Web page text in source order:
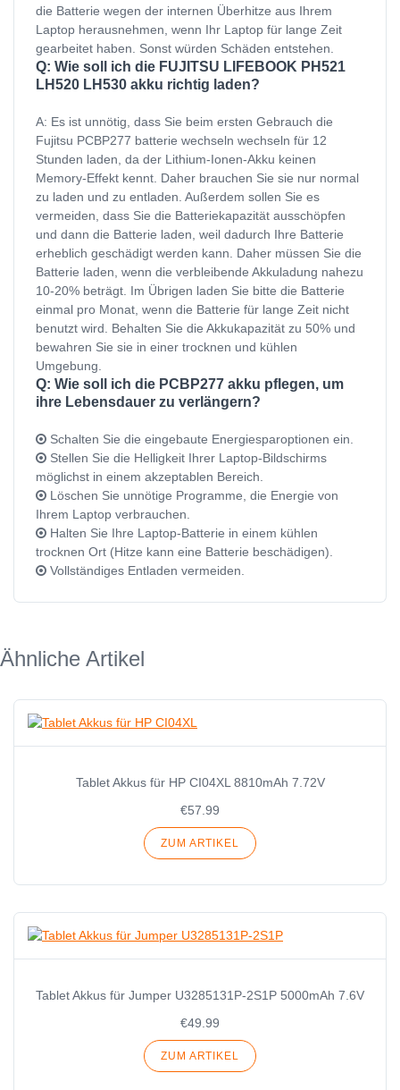
die Batterie wegen der internen Überhitze aus Ihrem
Laptop herausnehmen, wenn Ihr Laptop für lange Zeit
gearbeitet haben. Sonst würden Schäden entstehen.
Q: Wie soll ich die FUJITSU LIFEBOOK PH521
LH520 LH530 akku richtig laden?
A: Es ist unnötig, dass Sie beim ersten Gebrauch die
Fujitsu PCBP277 batterie wechseln wechseln für 12
Stunden laden, da der Lithium-Ionen-Akku keinen
Memory-Effekt kennt. Daher brauchen Sie sie nur normal
zu laden und zu entladen. Außerdem sollen Sie es
vermeiden, dass Sie die Batteriekapazität ausschöpfen
und dann die Batterie laden, weil dadurch Ihre Batterie
erheblich geschädigt werden kann. Daher müssen Sie die
Batterie laden, wenn die verbleibende Akkuladung nahezu
10-20% beträgt. Im Übrigen laden Sie bitte die Batterie
einmal pro Monat, wenn die Batterie für lange Zeit nicht
benutzt wird. Behalten Sie die Akkukapazität zu 50% und
bewahren Sie sie in einer trocknen und kühlen
Umgebung.
Q: Wie soll ich die PCBP277 akku pflegen, um
ihre Lebensdauer zu verlängern?
Schalten Sie die eingebaute Energiesparoptionen ein.
Stellen Sie die Helligkeit Ihrer Laptop-Bildschirms
möglichst in einem akzeptablen Bereich.
Löschen Sie unnötige Programme, die Energie von
Ihrem Laptop verbrauchen.
Halten Sie Ihre Laptop-Batterie in einem kühlen
trocknen Ort (Hitze kann eine Batterie beschädigen).
Vollständiges Entladen vermeiden.
Ähnliche Artikel
Tablet Akkus für HP CI04XL 8810mAh 7.72V
€57.99
ZUM ARTIKEL
Tablet Akkus für Jumper U3285131P-2S1P 5000mAh 7.6V
€49.99
ZUM ARTIKEL